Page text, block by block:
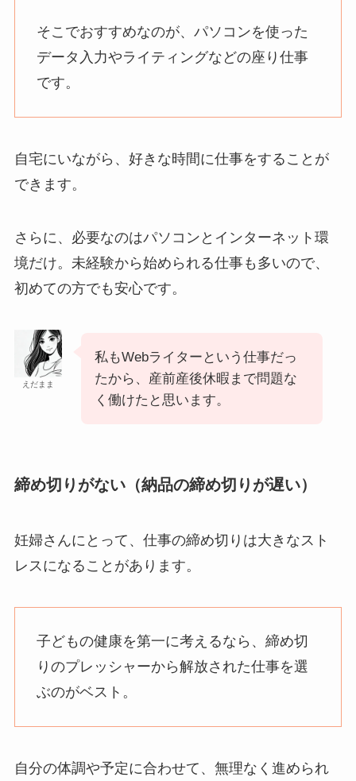
そこでおすすめなのが、パソコンを使った
データ入力やライティングなどの座り仕事
です。
自宅にいながら、好きな時間に仕事をすることが
できます。
さらに、必要なのはパソコンとインターネット環
境だけ。未経験から始められる仕事も多いので、
初めての方でも安心です。
えだまま
私もWebライターという仕事だっ
たから、産前産後休暇まで問題な
く働けたと思います。
締め切りがない（納品の締め切りが遅い）
妊婦さんにとって、仕事の締め切りは大きなスト
レスになることがあります。
子どもの健康を第一に考えるなら、締め切
りのプレッシャーから解放された仕事を選
ぶのがベスト。
自分の体調や予定に合わせて、無理なく進められ